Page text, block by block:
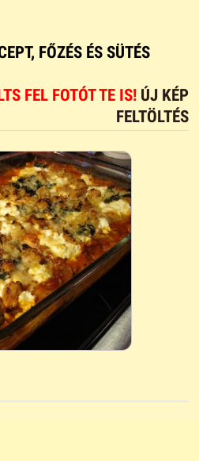
FŐZÉS ÉS SÜTÉS
FEL FOTÓT TE IS! ÚJ KÉP
FELTÖLTÉS